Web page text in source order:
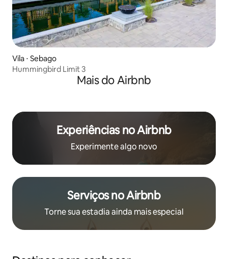
Vila ⋅ Sebago
Hummingbird Limit 3
Mais do Airbnb
Experiências no Airbnb
Experimente algo novo
Serviços no Airbnb
Torne sua estadia ainda mais especial